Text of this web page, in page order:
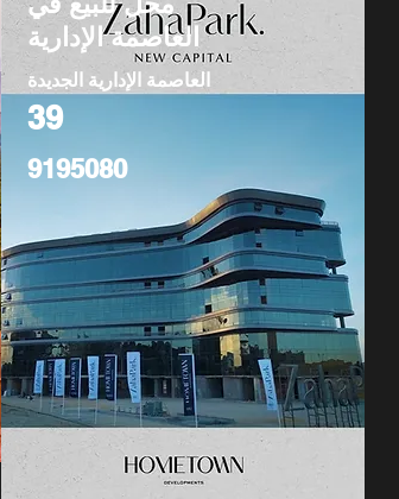
العاصمة الإدارية
العاصمة الإدارية الجديدة
39
9195080